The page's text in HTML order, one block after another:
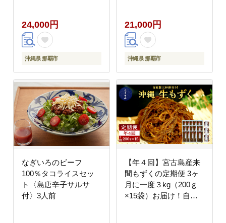
24,000円
沖縄県 那覇市
21,000円
沖縄県 那覇市
なぎいろのビーフ
100％タコライスセッ
ト〈島唐辛子サルサ
付〉3人前
【年４回】宮古島産来
間もずくの定期便 3ヶ
月に一度３kg（200ｇ
×15袋）お届け！自家